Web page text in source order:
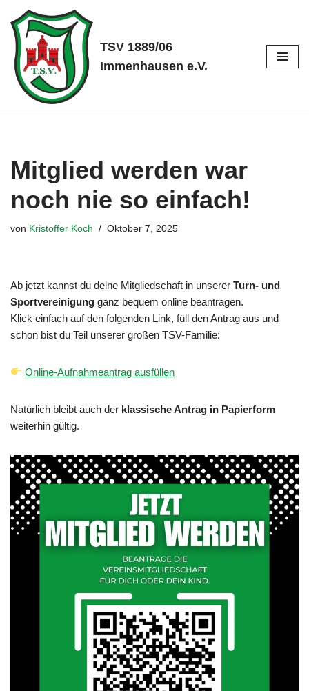
Zum
Inhalt
springen
TSV 1889/06
Immenhausen e.V.
Mitglied werden war
noch nie so einfach!
von Kristoffer Koch Oktober 7, 2025
Ab jetzt kannst du deine Mitgliedschaft in unserer Turn- und
Sportvereinigung ganz bequem online beantragen.
Klick einfach auf den folgenden Link, füll den Antrag aus und
schon bist du Teil unserer großen TSV-Familie:
Online-Aufnahmeantrag ausfüllen
Natürlich bleibt auch der klassische Antrag in Papierform
weiterhin gültig.